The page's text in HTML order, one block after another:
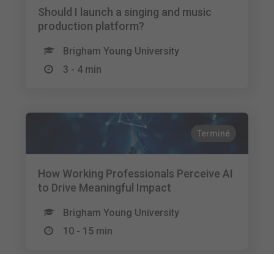
Should I launch a singing and music
production platform?
Brigham Young University
3 - 4 min
Terminé
How Working Professionals Perceive AI
to Drive Meaningful Impact
Brigham Young University
10 - 15 min